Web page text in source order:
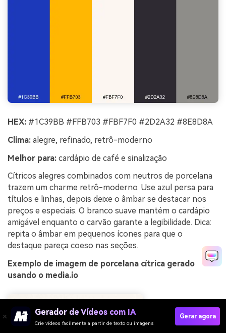
HEX: #1C39BB #FFB703 #FBF7F0 #2D2A32 #8E8D8A
Clima: alegre, refinado, retrô-moderno
Melhor para: cardápio de café e sinalização
Cítricos alegres combinados com neutros de porcelana
trazem um charme retrô-moderno. Use azul persa para
títulos e linhas, depois deixe o âmbar se destacar nos
preços e especiais. O branco suave mantém o cardápio
amigável enquanto o carvão garante a legibilidade. Dica:
repita o âmbar em pequenos ícones para que o
destaque pareça coeso nas seções.
Exemplo de imagem de porcelana cítrica gerado
usando o media.io
Gerador de Vídeos com IA
Crie vídeos facilmente a partir de texto ou imagens
Gerar agora